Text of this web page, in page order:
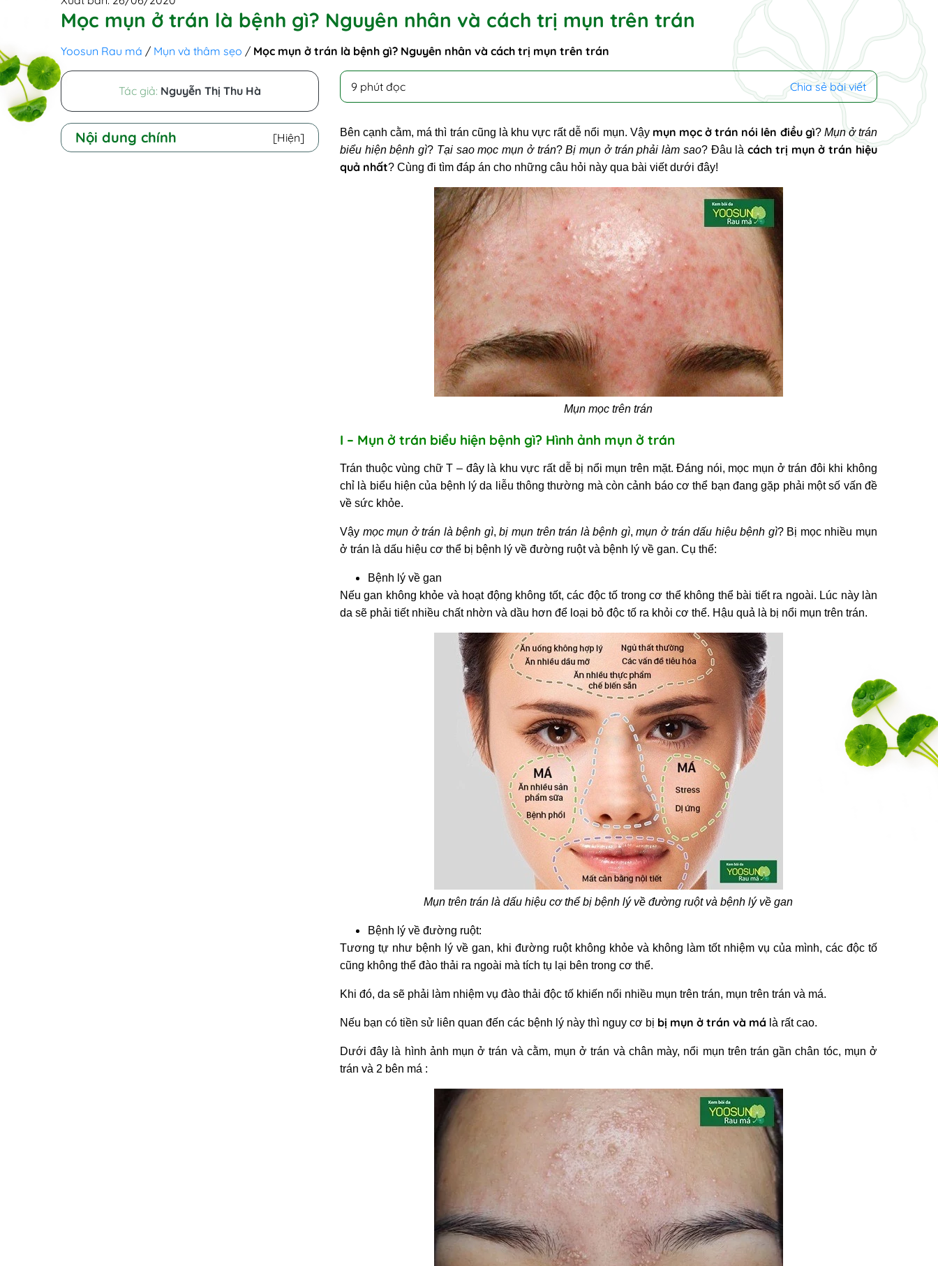
Mọc mụn ở trán là bệnh gì? Nguyên nhân và cách trị mụn trên trán
Yoosun Rau má / Mụn và thâm sẹo / Mọc mụn ở trán là bệnh gì? Nguyên nhân và cách trị mụn trên trán
Tác giả: Nguyễn Thị Thu Hà
Nội dung chính [Hiện]
9 phút đọc Chia sẻ bài viết
Bên cạnh cằm, má thì trán cũng là khu vực rất dễ nổi mụn. Vậy mụn mọc ở trán nói lên điều gì? Mụn ở trán
biểu hiện bệnh gì? Tại sao mọc mụn ở trán?Bị mụn ở trán phải làm sao?Đâu làcách trị mụn ở trán hiệu
quả nhất? Cùng đi tìm đáp án cho những câu hỏi này qua bài viết dưới đây!
Mụn mọc trên trán
I – Mụn ở trán biểu hiện bệnh gì? Hình ảnh mụn ở trán
Trán thuộc vùng chữ T – đây là khu vực rất dễ bị nổi mụn trên mặt. Đáng nói, mọc mụn ở trán đôi khi không
chỉ là biểu hiện của bệnh lý da liễu thông thường mà còn cảnh báo cơ thể bạn đang gặp phải một số vấn đề
về sức khỏe.
Vậy mọc mụn ở trán là bệnh gì,bị mụn trên trán là bệnh gì,mụn ở trán dấu hiệu bệnh gì? Bị mọc nhiều mụn
ở trán là dấu hiệu cơ thể bị bệnh lý về đường ruột và bệnh lý về gan. Cụ thể:
Bệnh lý về gan
Nếu gan không khỏe và hoạt động không tốt, các độc tố trong cơ thể không thể bài tiết ra ngoài. Lúc này làn
da sẽ phải tiết nhiều chất nhờn và dầu hơn để loại bỏ độc tố ra khỏi cơ thể. Hậu quả là bị nổi mụn trên trán.
Mụn trên trán là dấu hiệu cơ thể bị bệnh lý về đường ruột và bệnh lý về gan
Bệnh lý về đường ruột:
Tương tự như bệnh lý về gan, khi đường ruột không khỏe và không làm tốt nhiệm vụ của mình, các độc tố
cũng không thể đào thải ra ngoài mà tích tụ lại bên trong cơ thể.
Khi đó, da sẽ phải làm nhiệm vụ đào thải độc tố khiến nổi nhiều mụn trên trán, mụn trên trán và má.
Nếu bạn có tiền sử liên quan đến các bệnh lý này thì nguy cơ bị bị mụn ở trán và má là rất cao.
Dưới đây là hình ảnh mụn ở trán và cằm, mụn ở trán và chân mày, nổi mụn trên trán gần chân tóc, mụn ở
trán và 2 bên má :